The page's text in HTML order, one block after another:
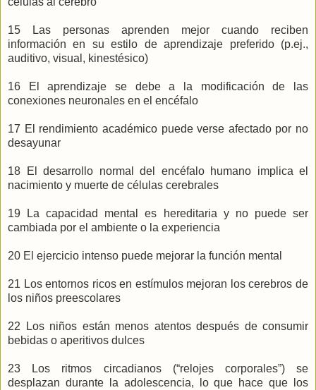
15 Las personas aprenden mejor cuando reciben
información en su estilo de aprendizaje preferido (p.ej.,
auditivo, visual, kinestésico)
16 El aprendizaje se debe a la modificación de las
conexiones neuronales en el encéfalo
17 El rendimiento académico puede verse afectado por no
desayunar
18 El desarrollo normal del encéfalo humano implica el
nacimiento y muerte de células cerebrales
19 La capacidad mental es hereditaria y no puede ser
cambiada por el ambiente o la experiencia
20 El ejercicio intenso puede mejorar la función mental
21 Los entornos ricos en estímulos mejoran los cerebros de
los niños preescolares
22 Los niños están menos atentos después de consumir
bebidas o aperitivos dulces
23 Los ritmos circadianos (“relojes corporales”) se
desplazan durante la adolescencia, lo que hace que los